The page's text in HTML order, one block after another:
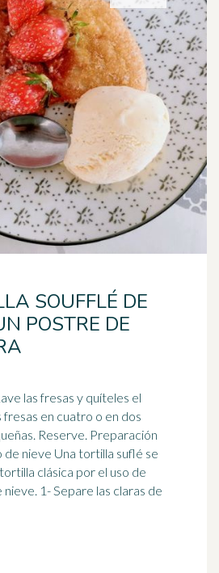
SOUFFLÉ DE
POSTRE DE
Reserve. Preparación
de nieve Una tortilla suflé se
clásica por el uso de
claras de